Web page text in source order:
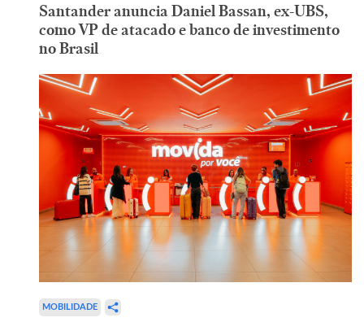
Santander anuncia Daniel Bassan, ex-UBS,
como VP de atacado e banco de investimento
no Brasil
MOBILIDADE